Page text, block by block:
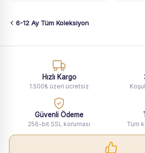
6-12 Ay Tüm Koleksiyon
Hızlı Kargo
1.500₺ üzeri ücretsiz
Güvenli Ödeme
256-bit SSL koruması Tüm